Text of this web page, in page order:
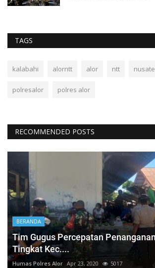
TAGS
kalabahi alorntt alor ntt
polresalor polres alor
RECOMMENDED POSTS
BERANDA
Tim Gugus Percepatan
Tingkat Kec....
Humas Polres Alor Apr 23, 2020 5017